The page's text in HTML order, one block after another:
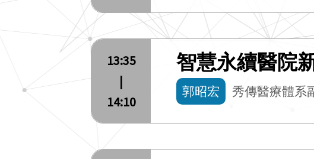
13:35
|
14:10
智慧永續醫院
郭昭宏 秀傳醫療體系